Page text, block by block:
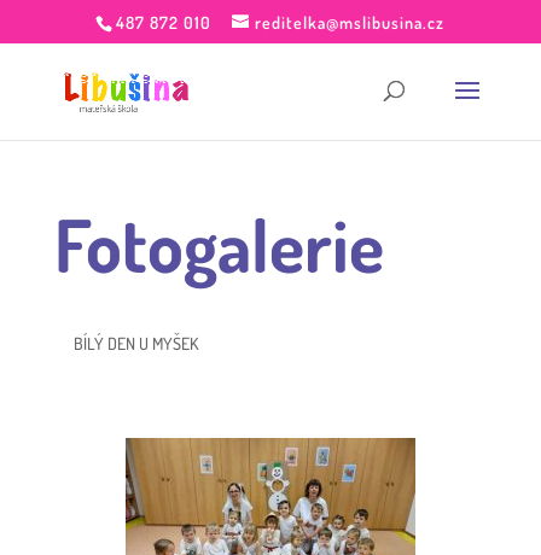
487 872 010 reditelka@mslibusina.cz
Fotogalerie
BÍLÝ DEN U MYŠEK